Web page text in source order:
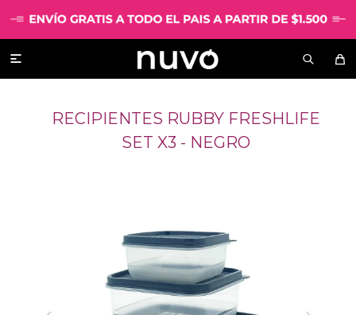

RECIPIENTES RUBBY FRESHLIFE
SET X3 - NEGRO